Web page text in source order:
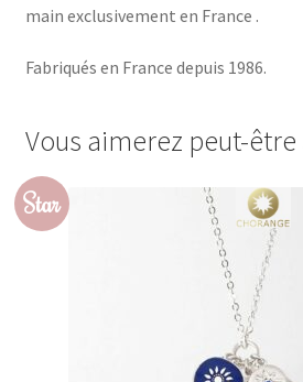
main exclusivement en France .
Fabriqués en France depuis 1986.
Vous aimerez peut-
Star